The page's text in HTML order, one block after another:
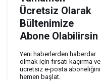
Ücretsiz Olarak
Bültenimize
Abone Olabilirsin
Yeni haberlerden haberdar
olmak için fırsatı kaçırma ve
ücretsiz e-posta aboneliğini
hemen başlat.